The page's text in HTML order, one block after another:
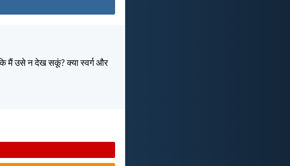
कि मैं उसे न देख सकूं? क्या स्वर्ग और